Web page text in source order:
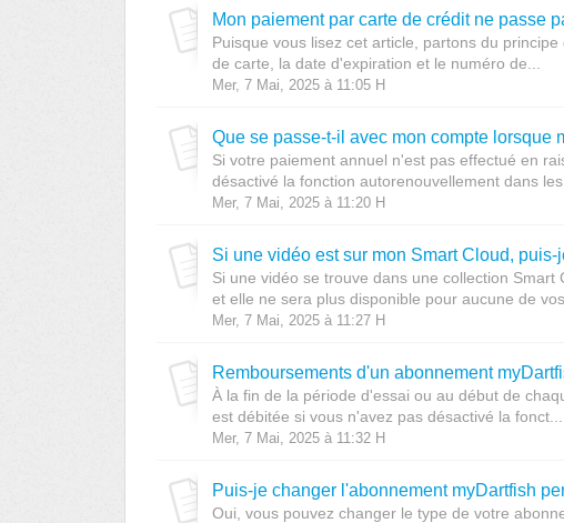
Mon paiement par carte de crédit ne passe
Puisque vous lisez cet article, partons du
de carte, la date d'expiration et le numéro de...
Mer, 7 Mai, 2025 à 11:05 H
Que se passe-t-il avec mon compte lorsque
Si votre paiement annuel n'est pas effectué en
désactivé la fonction autorenouvellement dans les
Mer, 7 Mai, 2025 à 11:20 H
Si une vidéo est sur mon Smart Cloud,
Si une vidéo se trouve dans une collection
et elle ne sera plus disponible pour aucune de vos
Mer, 7 Mai, 2025 à 11:27 H
Remboursements d'un abonnement
À la fin de la période d'essai ou au début de
est débitée si vous n'avez pas désactivé la fonct...
Mer, 7 Mai, 2025 à 11:32 H
Puis-je changer l'abonnement myDartfish
Oui, vous pouvez changer le type de votre